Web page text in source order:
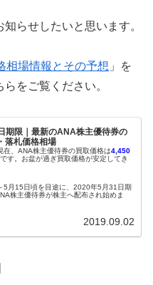
らせしたいと思います。
相場情報とその予想 」を
をご覧ください。
期限｜最新のANA株主優待券の
落札価格相場
在、ANA株主優待券の買取価格は4,450
です。お盆が過ぎ買取価格が安定してき
5月15日頃を目途に、2020年5月31日期
株主優待券が株主へ配布され始めま
最新のANA株主優待券の配布当初の買取
2019.09.02